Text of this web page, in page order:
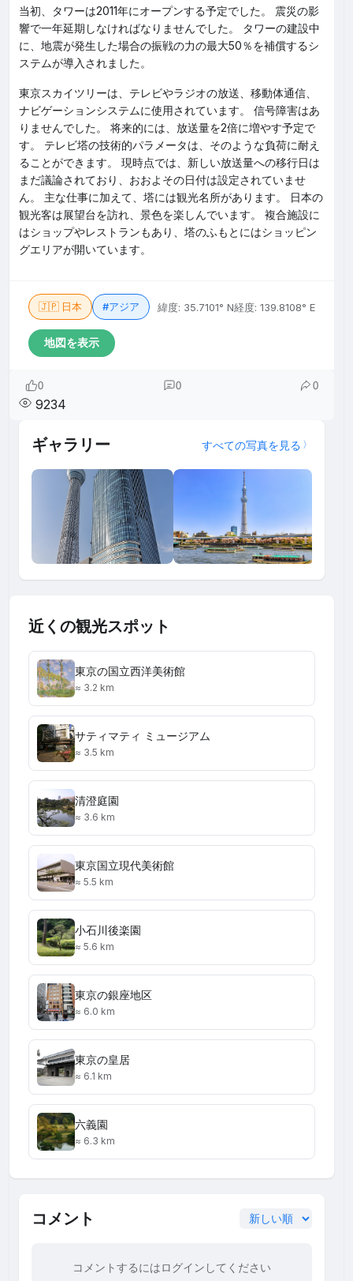
当初、タワーは2011年にオープンする予定でした。 震災の影
響で一年延期しなければなりませんでした。 タワーの建設中
に、地震が発生した場合の振戦の力の最大50％を補償するシ
ステムが導入されました。
東京スカイツリーは、テレビやラジオの放送、移動体通信、
ナビゲーションシステムに使用されています。 信号障害はあ
りませんでした。 将来的には、放送量を2倍に増やす予定で
す。 テレビ塔の技術的パラメータは、そのような負荷に耐え
ることができます。 現時点では、新しい放送量への移行日は
まだ議論されており、おおよその日付は設定されていませ
ん。 主な仕事に加えて、塔には観光名所があります。 日本の
観光客は展望台を訪れ、景色を楽しんでいます。 複合施設に
はショップやレストランもあり、塔のふもとにはショッピン
グエリアが開いています。
🇯🇵 日本 #アジア 緯度: 35.7101° N経度: 139.8108° E
地図を表示
0 0 0
9234
ギャラリー すべての写真を見る
近くの観光スポット
東京の国立西洋美術館
≈ 3.2 km
サティマティ ミュージアム
≈ 3.5 km
清澄庭園
≈ 3.6 km
東京国立現代美術館
≈ 5.5 km
小石川後楽園
≈ 5.6 km
東京の銀座地区
≈ 6.0 km
東京の皇居
≈ 6.1 km
六義園
≈ 6.3 km
コメント
コメントするにはログインしてください